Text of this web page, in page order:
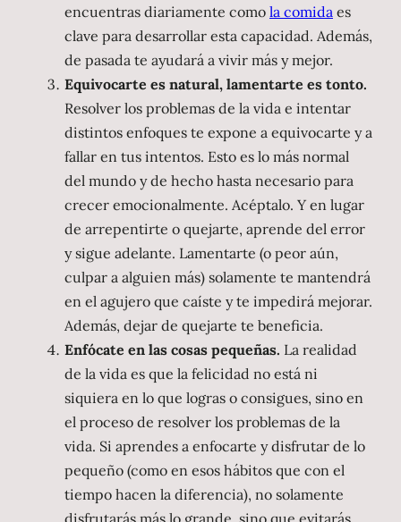
encuentras diariamente como la comida es
clave para desarrollar esta capacidad. Además,
de pasada te ayudará a vivir más y mejor.
Equivocarte es natural, lamentarte es tonto.
Resolver los problemas de la vida e intentar
distintos enfoques te expone a equivocarte y a
fallar en tus intentos. Esto es lo más normal
del mundo y de hecho hasta necesario para
crecer emocionalmente. Acéptalo. Y en lugar
de arrepentirte o quejarte, aprende del error
y sigue adelante. Lamentarte (o peor aún,
culpar a alguien más) solamente te mantendrá
en el agujero que caíste y te impedirá mejorar.
Además, dejar de quejarte te beneficia.
Enfócate en las cosas pequeñas. La realidad
de la vida es que la felicidad no está ni
siquiera en lo que logras o consigues, sino en
el proceso de resolver los problemas de la
vida. Si aprendes a enfocarte y disfrutar de lo
pequeño (como en esos hábitos que con el
tiempo hacen la diferencia), no solamente